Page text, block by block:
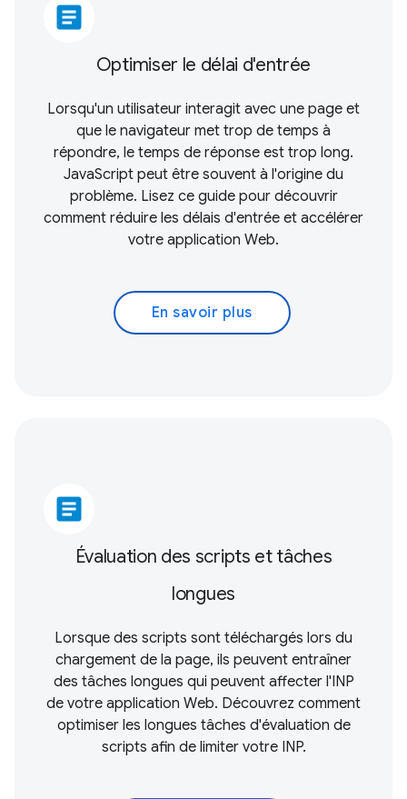
article
Optimiser le délai d'entrée
Lorsqu'un utilisateur interagit avec une page et
que le navigateur met trop de temps à
répondre, le temps de réponse est trop long.
JavaScript peut être souvent à l'origine du
problème. Lisez ce guide pour découvrir
comment réduire les délais d'entrée et accélérer
votre application Web.
En savoir plus
article
Évaluation des scripts et tâches
longues
Lorsque des scripts sont téléchargés lors du
chargement de la page, ils peuvent entraîner
des tâches longues qui peuvent affecter l'INP
de votre application Web. Découvrez comment
optimiser les longues tâches d'évaluation de
scripts afin de limiter votre INP.